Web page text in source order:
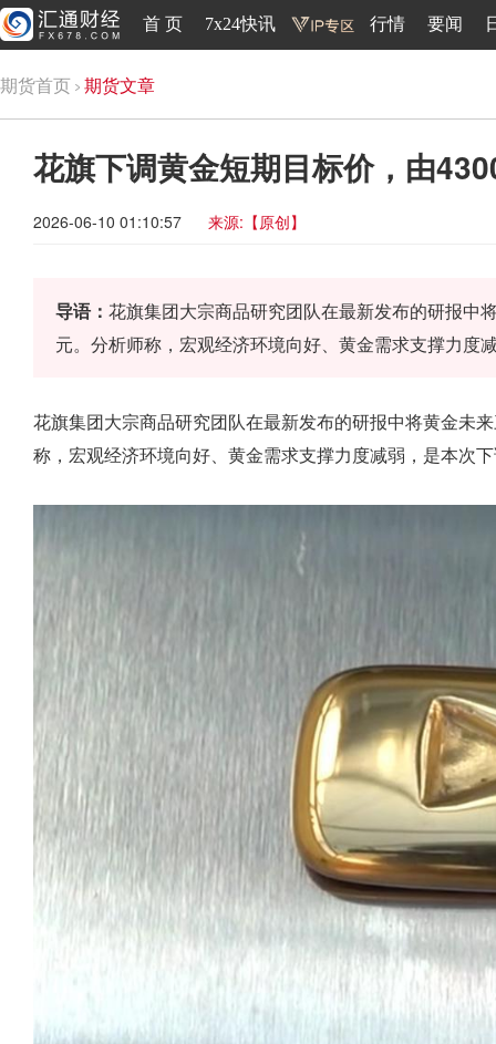
首 页 7x24快讯 行情 要闻
期货首页 期货文章
花旗下调黄金短期目标价，由
2026-06-10 01:10:57 来源:【原创】
导语： 花旗集团大宗商品研究团队在最新发布的研报中
元。分析师称，宏观经济环境向好、黄金需求支撑力度
花旗集团大宗商品研究团队在最新发布的研报中将黄金未
称，宏观经济环境向好、黄金需求支撑力度减弱，是本次